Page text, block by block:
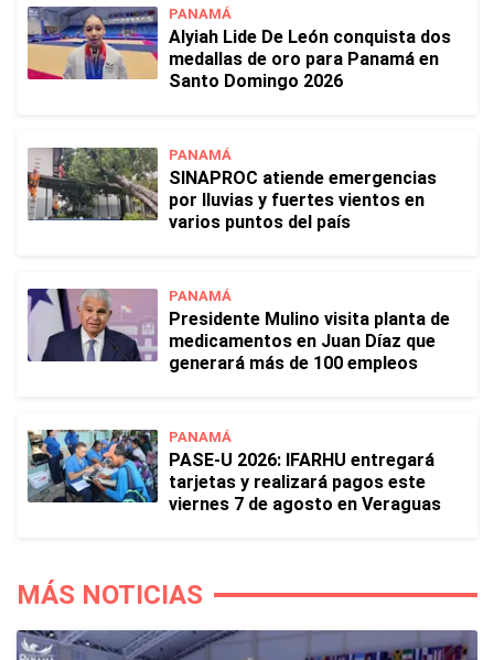
PANAMÁ
Alyiah Lide De León conquista dos
medallas de oro para Panamá en
Santo Domingo 2026
PANAMÁ
SINAPROC atiende emergencias
por lluvias y fuertes vientos en
varios puntos del país
PANAMÁ
Presidente Mulino visita planta de
medicamentos en Juan Díaz que
generará más de 100 empleos
PANAMÁ
PASE-U 2026: IFARHU entregará
tarjetas y realizará pagos este
viernes 7 de agosto en Veraguas
MÁS NOTICIAS